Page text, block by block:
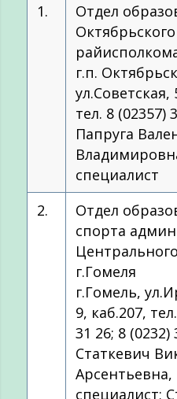
1.
Отдел
Октябрьского
г.п.
ул.Советская,
тел. 8 (02357)
Папруга
специалист
2.
Отдел
спорта
г.Гомеля
г.Гомель,
9, каб.207,
31 26; 8 (0232)
Статкевич
специалист;